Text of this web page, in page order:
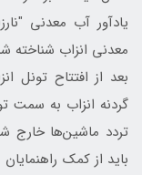
یادآور آب معدنی
معدنی انزاب شناخته
بعد از افتتاح تونل
گردنه انزاب به سمت
تردد ماشين‌ها خارج
بايد از كمك